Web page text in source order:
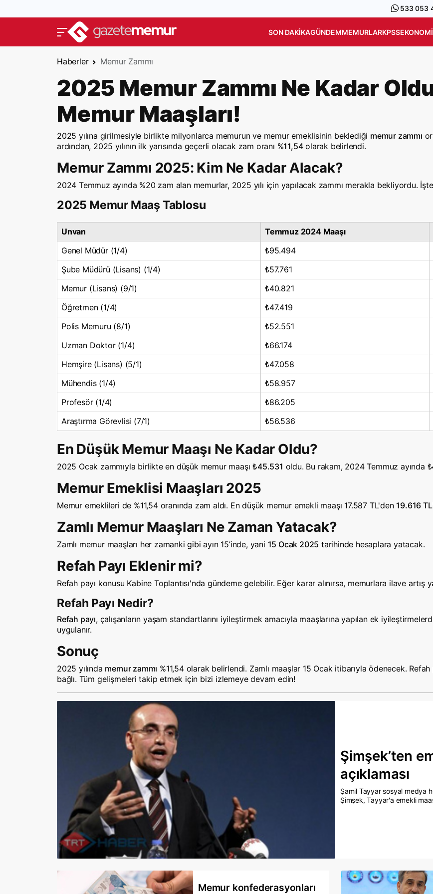
533 053
SON DAKIKAGÜNDEMMEMURLARKPSSEKONOMI
Haberler Memur Zammı
2025 Memur Zammı Ne Kadar
Memur Maaşları!
2025 yılına girilmesiyle birlikte milyonlarca memurun ve memur emeklisinin beklediği memur zammı
ardından, 2025 yılının ilk yarısında geçerli olacak zam oranı %11,54olarak belirlendi.
Memur Zammı 2025: Kim Ne Kadar Alacak?
2024 Temmuz ayında %20 zam alan memurlar, 2025 yılı için yapılacak zammı merakla bekliyordu.
2025 Memur Maaş Tablosu
Unvan Temmuz 2024 Maaşı
Genel Müdür (1/4)
₺95.494
Şube Müdürü (Lisans) (1/4)
₺57.761
Memur (Lisans) (9/1)
₺40.821
Öğretmen (1/4)
₺47.419
Polis Memuru (8/1)
₺52.551
Uzman Doktor (1/4)
₺66.174
Hemşire (Lisans) (5/1)
₺47.058
Mühendis (1/4)
₺58.957
Profesör (1/4)
₺86.205
Araştırma Görevlisi (7/1)
₺56.536
En Düşük Memur Maaşı Ne Kadar Oldu?
2025 Ocak zammıyla birlikte en düşük memur maaşı₺45.531 oldu. Bu rakam, 2024 Temmuz ayında
Memur Emeklisi Maaşları 2025
Memur emeklileri de %11,54 oranında zam aldı. En düşük memur emekli maaşı 17.587 TL'den 19.616 TL
Zamlı Memur Maaşları Ne Zaman Yatacak?
Zamlı memur maaşları her zamanki gibi ayın 15’inde, yani 15 Ocak 2025 tarihinde hesaplara yatacak.
Refah Payı Eklenir mi?
Refah payı konusu Kabine Toplantısı'nda gündeme gelebilir. Eğer karar alınırsa, memurlara ilave artış
Refah Payı Nedir?
Refah payı, çalışanların yaşam standartlarını iyileştirmek amacıyla maaşlarına yapılan ek
uygulanır.
Sonuç
2025 yılında memur zammı %11,54 olarak belirlendi. Zamlı maaşlar 15 Ocak itibarıyla ödenecek.
bağlı. Tüm gelişmeleri takip etmek için bizi izlemeye devam edin!
Şimşek’ten
açıklaması
Şamil Tayyar sosyal medya
Şimşek, Tayyar'a emekli
Memur konfederasyonları